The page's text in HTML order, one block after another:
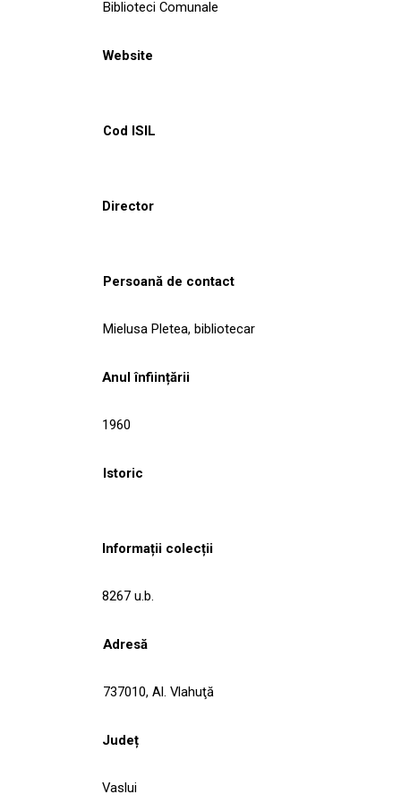
Biblioteci Comunale
Website
Cod ISIL
Director
Persoană de contact
Mielusa Pletea, bibliotecar
Anul înființării
1960
Istoric
Informații colecții
8267 u.b.
Adresă
737010, Al. Vlahuţă
Județ
Vaslui